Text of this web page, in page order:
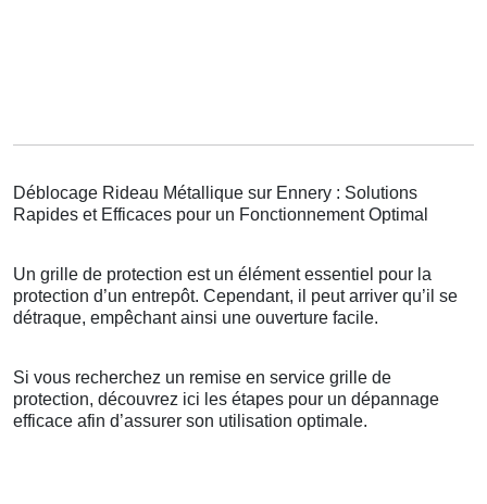
Déblocage Rideau Métallique sur Ennery : Solutions
Rapides et Efficaces pour un Fonctionnement Optimal
Un grille de protection est un élément essentiel pour la
protection d’un entrepôt. Cependant, il peut arriver qu’il se
détraque, empêchant ainsi une ouverture facile.
Si vous recherchez un remise en service grille de
protection, découvrez ici les étapes pour un dépannage
efficace afin d’assurer son utilisation optimale.